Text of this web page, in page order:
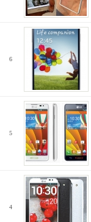
6
5
4